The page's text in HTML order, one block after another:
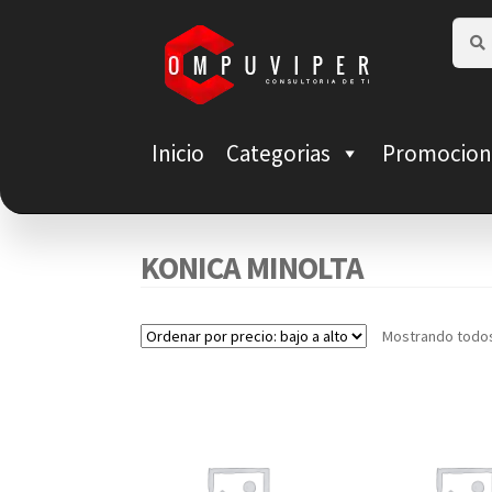
Saltar
navegación
contenido
Buscar
por:
Buscar
Inicio Categorias
KONICA MINOLTA
Mostrando